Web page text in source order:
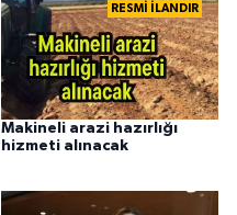
RESMİ İLANDIR
Makineli arazi hazırlığı
hizmeti alınacak